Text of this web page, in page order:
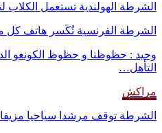
الشرطة الهولندية تستعمل
الشرطة الفرنسية تُكَسر هاتف كل
وحيد : حظوظنا و حظوظ الكونغو
التأهل…
مراكش
الشرطة توقف مرشدا سياحيا